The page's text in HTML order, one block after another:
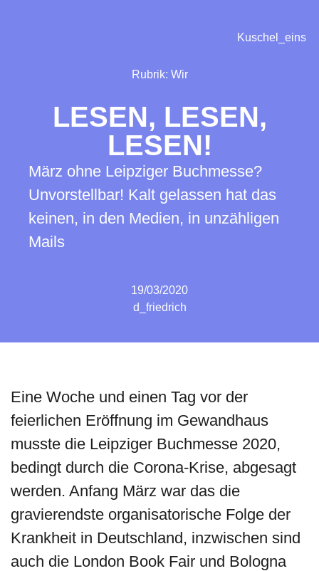
Rubrik: Wir
LESEN, LESEN,
LESEN!
März ohne Leipziger Buchmesse?
Unvorstellbar! Kalt gelassen hat das
keinen, in den Medien, in unzähligen
Mails
19/03/2020
d_friedrich
Kuschel_eins
Eine Woche und einen Tag vor der
feierlichen Eröffnung im Gewandhaus
musste die Leipziger Buchmesse 2020,
bedingt durch die Corona-Krise, abgesagt
werden. Anfang März war das die
gravierendste organisatorische Folge der
Krankheit in Deutschland, inzwischen sind
auch die London Book Fair und Bologna